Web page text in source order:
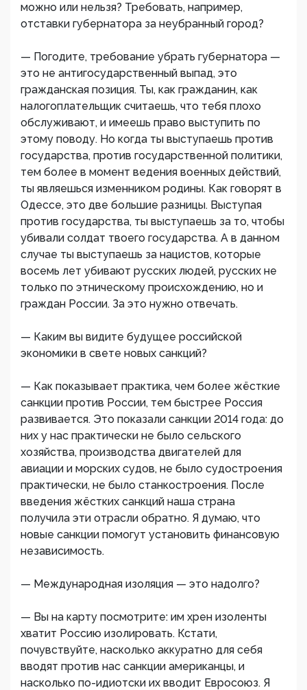
можно или нельзя? Требовать, например,
отставки губернатора за неубранный город?
— Погодите, требование убрать губернатора —
это не антигосударственный выпад, это
гражданская позиция. Ты, как гражданин, как
налогоплательщик считаешь, что тебя плохо
обслуживают, и имеешь право выступить по
этому поводу. Но когда ты выступаешь против
государства, против государственной политики,
тем более в момент ведения военных действий,
ты являешься изменником родины. Как говорят в
Одессе, это две большие разницы. Выступая
против государства, ты выступаешь за то, чтобы
убивали солдат твоего государства. А в данном
случае ты выступаешь за нацистов, которые
восемь лет убивают русских людей, русских не
только по этническому происхождению, но и
граждан России. За это нужно отвечать.
— Каким вы видите будущее российской
экономики в свете новых санкций?
— Как показывает практика, чем более жёсткие
санкции против России, тем быстрее Россия
развивается. Это показали санкции 2014 года: до
них у нас практически не было сельского
хозяйства, производства двигателей для
авиации и морских судов, не было судостроения
практически, не было станкостроения. После
введения жёстких санкций наша страна
получила эти отрасли обратно. Я думаю, что
новые санкции помогут установить финансовую
независимость.
— Международная изоляция — это надолго?
— Вы на карту посмотрите: им хрен изоленты
хватит Россию изолировать. Кстати,
почувствуйте, насколько аккуратно для себя
вводят против нас санкции американцы, и
насколько по-идиотски их вводит Евросоюз. Я